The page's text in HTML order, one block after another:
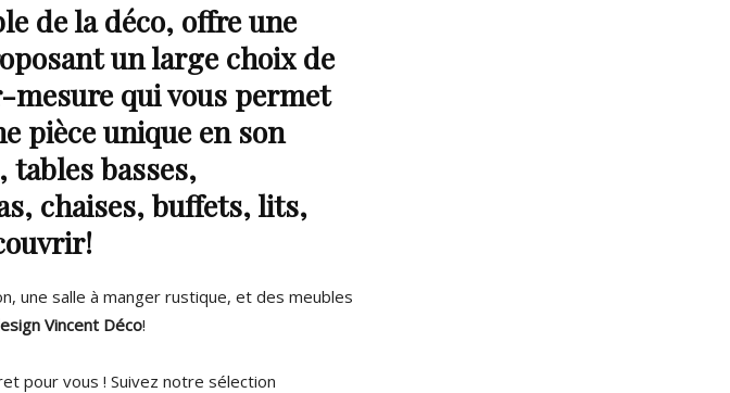
de la déco, offre une
un large choix de
mesure qui vous permet
pièce unique en son
tables basses,
chaises, buffets, lits,
une salle à manger rustique, et des meubles
Vincent Déco!
pour vous ! Suivez notre sélection